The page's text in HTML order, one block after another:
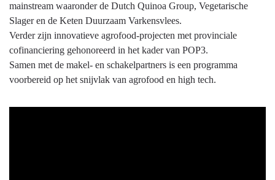
mainstream waaronder de Dutch Quinoa Group, Vegetarische
Slager en de Keten Duurzaam Varkensvlees.
Verder zijn innovatieve agrofood-projecten met provinciale
cofinanciering gehonoreerd in het kader van POP3.
Samen met de makel- en schakelpartners is een programma
voorbereid op het snijvlak van agrofood en high tech.